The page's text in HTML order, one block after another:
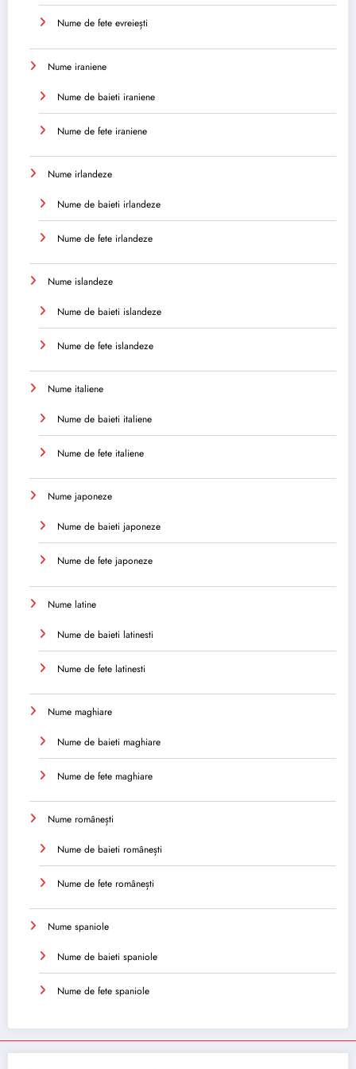
Nume de fete evreiești
Nume iraniene
Nume de baieti iraniene
Nume de fete iraniene
Nume irlandeze
Nume de baieti irlandeze
Nume de fete irlandeze
Nume islandeze
Nume de baieti islandeze
Nume de fete islandeze
Nume italiene
Nume de baieti italiene
Nume de fete italiene
Nume japoneze
Nume de baieti japoneze
Nume de fete japoneze
Nume latine
Nume de baieti latinesti
Nume de fete latinesti
Nume maghiare
Nume de baieti maghiare
Nume de fete maghiare
Nume românești
Nume de baieti românești
Nume de fete românești
Nume spaniole
Nume de baieti spaniole
Nume de fete spaniole